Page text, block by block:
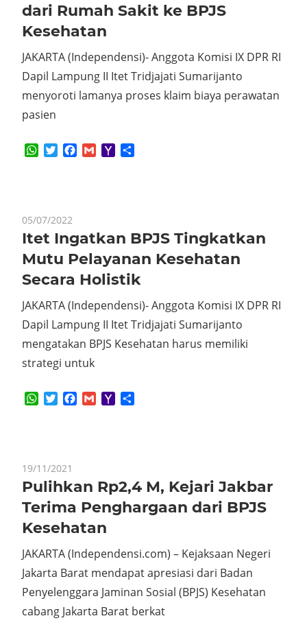
dari Rumah Sakit ke BPJS
Kesehatan
JAKARTA (Independensi)- Anggota Komisi IX DPR RI
Dapil Lampung II Itet Tridjajati Sumarijanto
menyoroti lamanya proses klaim biaya perawatan
pasien
WhatsApp
TwitterFacebook
GmailYahoo
05/07/2022
Itet Ingatkan BPJS Tingkatkan
Mutu Pelayanan Kesehatan
Secara Holistik
JAKARTA (Independensi)- Anggota Komisi IX DPR RI
Dapil Lampung II Itet Tridjajati Sumarijanto
mengatakan BPJS Kesehatan harus memiliki
strategi untuk
WhatsApp
TwitterFacebook
GmailYahoo
19/11/2021
Pulihkan Rp2,4 M, Kejari Jakbar
Terima Penghargaan dari BPJS
Kesehatan
JAKARTA (Independensi.com) – Kejaksaan Negeri
Jakarta Barat mendapat apresiasi dari Badan
Penyelenggara Jaminan Sosial (BPJS) Kesehatan
cabang Jakarta Barat berkat